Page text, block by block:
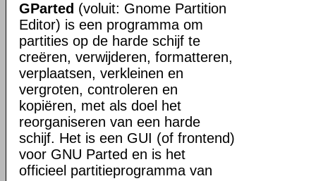
GParted (voluit: Gnome Partition
Editor) is een programma om
partities op de harde schijf te
creëren, verwijderen, formatteren,
verplaatsen, verkleinen en
vergroten, controleren en
kopiëren, met als doel het
reorganiseren van een harde
schijf. Het is een GUI (of frontend)
voor GNU Parted en is het
officieel partitieprogramma van